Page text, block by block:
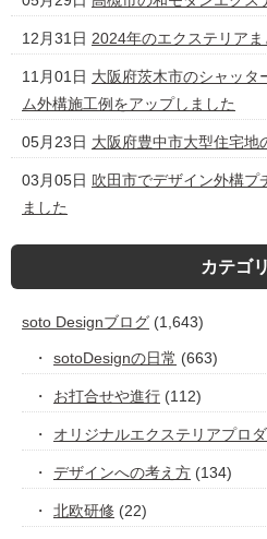
12月31日 2024年のエクステリアま
11月01日 大阪府茨木市のシャッタ
ム外構施工例をアップしました
05月23日 大阪府豊中市大型住宅地
03月05日 吹田市でデザイン外構プ
ました
カテゴ
soto Designブログ (1,643)
sotoDesignの日常 (663)
お打合せや進行 (112)
オリジナルエクステリアプロ
デザインへの考え方 (134)
北欧研修 (22)